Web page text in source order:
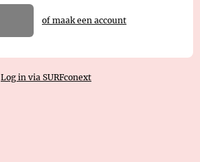
of maak een account
Log in via SURFconext